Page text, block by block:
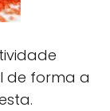
de forma a